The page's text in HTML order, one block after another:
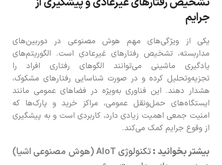
جرایم
یکی از ویژگی‌های مهم هوش مصنوعی در دوربین‌های
مداربسته، تشخیص رفتارهای غیرعادی است. الگوریتم‌های
یادگیری ماشینی می‌توانند الگوهای رفتاری افراد را
تجزیه‌وتحلیل کرده و در صورت شناسایی رفتارهای مشکوک،
هشدار دهند. این فناوری به‌ویژه در فضاهای عمومی مانند
ایستگاه‌های حمل‌ونقل عمومی، مراکز خرید و پارک‌ها که
امنیت جمعی اهمیت زیادی دارد، کاربردی است و به پیشگیری
از وقوع جرایم کمک می‌کند.
بیشتر بخوانید :
تکنولوژی AIoT (هوش مصنوعی اشیا)